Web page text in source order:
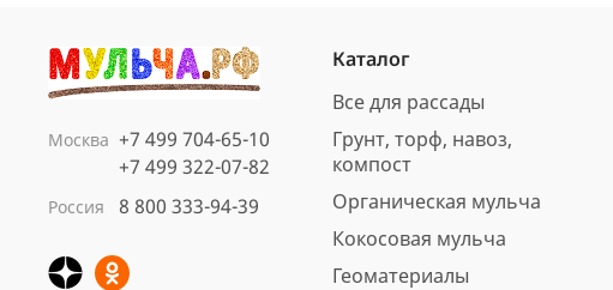
Москва +7 499 704-65-10
+7 499 322-07-82
Россия 8 800 333-94-39
Каталог
Все для рассады
Грунт, торф, навоз,
компост
Органическая мульча
Кокосовая мульча
Геоматериалы